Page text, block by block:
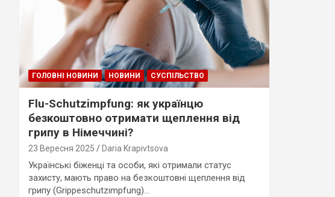
ГОЛОВНІ НОВИНИ НОВИНИ СУСПІЛЬСТВО
Flu-Schutzimpfung: як українцю
безкоштовно отримати щеплення від
грипу в Німеччині?
23 Вересня 2025 Daria Krapivtsova
Українські біженці та особи, які отримали статус
захисту, мають право на безкоштовні щеплення від
грипу (Grippeschutzimpfung)…